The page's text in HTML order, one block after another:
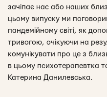
зачіпає нас або наших
цьому випуску ми
пандемійному світі, як
тривогою, очікуючи на
комунікувати про це з
в цьому психотерапевтка
Катерина Данилевська.